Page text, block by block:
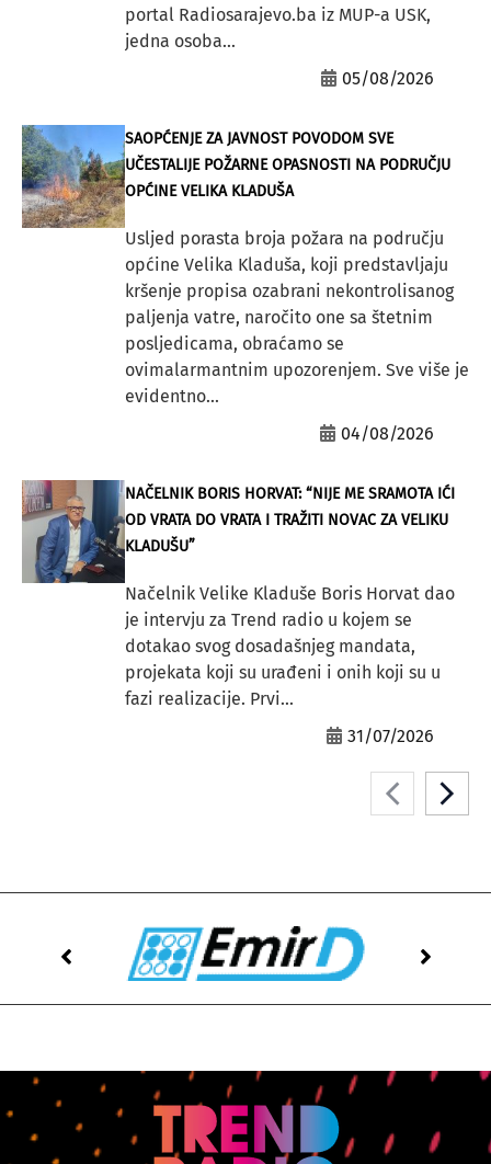
portal Radiosarajevo.ba iz MUP-a USK,
jedna osoba...
05/08/2026
SAOPĆENJE ZA JAVNOST POVODOM SVE
UČESTALIJE POŽARNE OPASNOSTI NA PODRUČJU
OPĆINE VELIKA KLADUŠA
Usljed porasta broja požara na području
općine Velika Kladuša, koji predstavljaju
kršenje propisa ozabrani nekontrolisanog
paljenja vatre, naročito one sa štetnim
posljedicama, obraćamo se
ovimalarmantnim upozorenjem. Sve više je
evidentno...
04/08/2026
NAČELNIK BORIS HORVAT: “NIJE ME SRAMOTA IĆI
OD VRATA DO VRATA I TRAŽITI NOVAC ZA VELIKU
KLADUŠU”
Načelnik Velike Kladuše Boris Horvat dao
je intervju za Trend radio u kojem se
dotakao svog dosadašnjeg mandata,
projekata koji su urađeni i onih koji su u
fazi realizacije. Prvi...
31/07/2026